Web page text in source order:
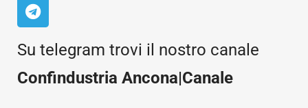
Su telegram trovi il nostro canale
Confindustria Ancona|Canale